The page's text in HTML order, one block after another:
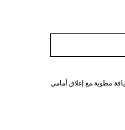
مطوية مع إغلاق أمامي